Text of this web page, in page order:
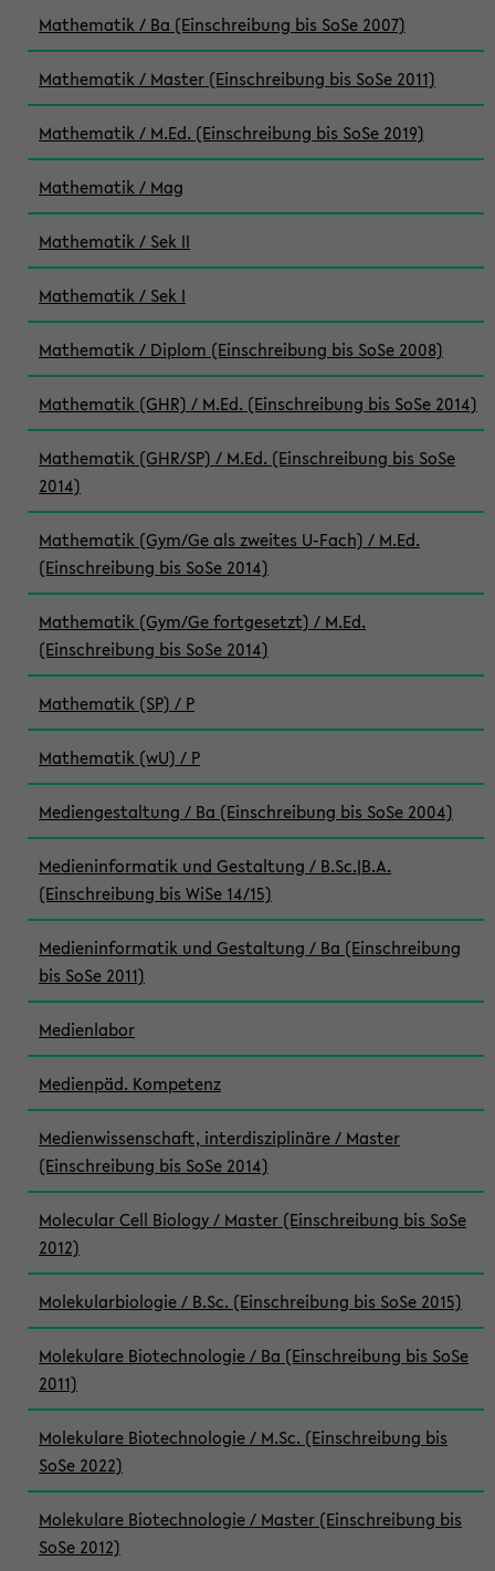
Mathematik / Ba (Einschreibung bis SoSe 2007)
Mathematik / Master (Einschreibung bis SoSe 2011)
Mathematik / M.Ed. (Einschreibung bis SoSe 2019)
Mathematik / Mag
Mathematik / Sek II
Mathematik / Sek I
Mathematik / Diplom (Einschreibung bis SoSe 2008)
Mathematik (GHR) / M.Ed. (Einschreibung bis SoSe 2014)
Mathematik (GHR/SP) / M.Ed. (Einschreibung bis SoSe
2014)
Mathematik (Gym/Ge als zweites U-Fach) / M.Ed.
(Einschreibung bis SoSe 2014)
Mathematik (Gym/Ge fortgesetzt) / M.Ed.
(Einschreibung bis SoSe 2014)
Mathematik (SP) / P
Mathematik (wU) / P
Mediengestaltung / Ba (Einschreibung bis SoSe 2004)
Medieninformatik und Gestaltung / B.Sc.|B.A.
(Einschreibung bis WiSe 14/15)
Medieninformatik und Gestaltung / Ba (Einschreibung
bis SoSe 2011)
Medienlabor
Medienpäd. Kompetenz
Medienwissenschaft, interdisziplinäre / Master
(Einschreibung bis SoSe 2014)
Molecular Cell Biology / Master (Einschreibung bis SoSe
2012)
Molekularbiologie / B.Sc. (Einschreibung bis SoSe 2015)
Molekulare Biotechnologie / Ba (Einschreibung bis SoSe
2011)
Molekulare Biotechnologie / M.Sc. (Einschreibung bis
SoSe 2022)
Molekulare Biotechnologie / Master (Einschreibung bis
SoSe 2012)